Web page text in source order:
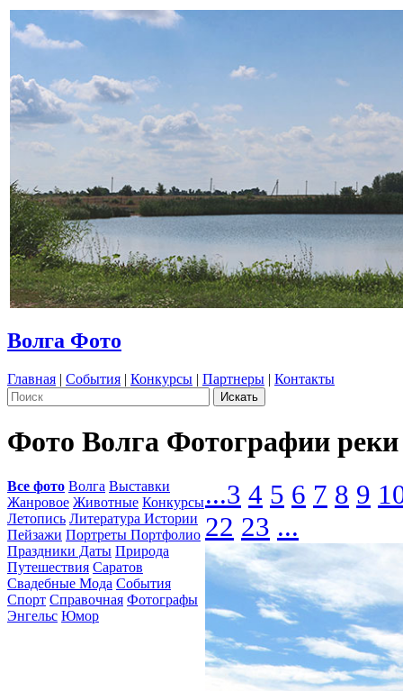
Волга Фото
Главная | События | Конкурсы | Партнеры | Контакты
Фото Волга Фотографии реки
Все фото Волга Выставки
Жанровое Животные Конкурсы
Летопись Литература Истории
Пейзажи Портреты Портфолио
Праздники Даты Природа
Путешествия Саратов
Свадебные Мода События
Спорт Справочная Фотографы
Энгельс Юмор
...3 4 5 6 7 8 9
22 23 ...